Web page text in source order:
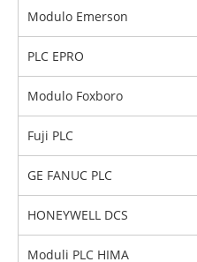
Modulo Emerson
PLC EPRO
Modulo Foxboro
Fuji PLC
GE FANUC PLC
HONEYWELL DCS
Moduli PLC HIMA